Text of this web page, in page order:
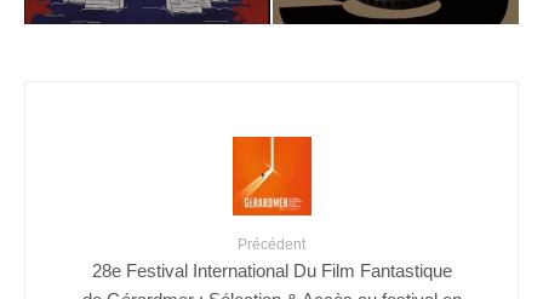
Précédent
28e Festival International Du Film Fantastique